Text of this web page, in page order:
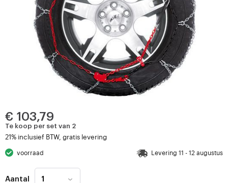
€ 103,79
Te koop per set van 2
21% inclusief BTW, gratis levering
voorraad Levering 11 - 12 augustus
Aantal